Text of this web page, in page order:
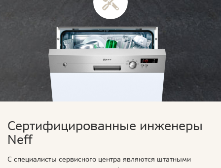
Сертифицированные инженеры
Neff
С специалисты сервисного центра являются штатными